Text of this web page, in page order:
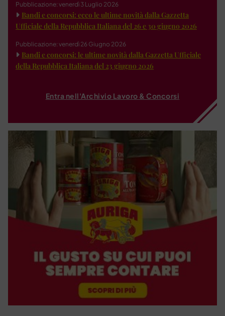
Pubblicazione: venerdì 3 Luglio 2026
Bandi e concorsi: ecco le ultime novità dalla Gazzetta
Ufficiale della Repubblica Italiana del 26 e 30 giugno 2026
Pubblicazione: venerdì 26 Giugno 2026
Bandi e concorsi: le ultime novità dalla Gazzetta Ufficiale
della Repubblica Italiana del 23 giugno 2026
Entra nell'Archivio Lavoro & Concorsi